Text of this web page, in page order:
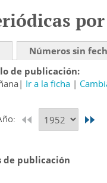
Números sin
de publicación
Ir a la ficha
de publicación